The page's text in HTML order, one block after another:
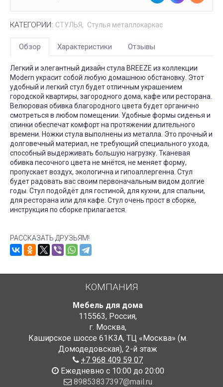
КАТЕГОРИИ: СТУЛЬЯ Стулья металлокаркас
Обзор Характеристики Отзывы
Легкий и элегантный дизайн стула BREEZE из коллекции
Modern украсит собой любую домашнюю обстановку. Этот
удобный и легкий стул будет отличным украшением
городской квартиры, загородного дома, кафе или ресторана.
Велюровая обивка благородного цвета будет органично
смотреться в любом помещении. Удобные формы сиденья и
спинки обеспечат комфорт на протяжении длительного
времени. Ножки стула выполнены из металла. Это прочный и
долговечный материал, не требующий специального ухода,
способный выдерживать большую нагрузку. Тканевая
обивка песочного цвета не мнётся, не меняет форму,
пропускает воздух, экологична и гипоаллергенна. Стул
будет радовать вас своим первоначальным видом долгие
годы. Стул подойдёт для гостиной, для кухни, для спальни,
для ресторана или для кафе. Стул очень прост в сборке,
инструкция по сборке прилагается.
РАССКАЗАТЬ ДРУЗЬЯМ!
КОМПАНИЯ
Мебель для дома
115563, Россия,
г. Москва,
Каширское шоссе 61К3А, ТЦ «Москва» (м.
Домодедовская), 2-й этаж
+7 968 409 59 07
Ежедневно с 10:00 до 20:00
89853837397@mail.ru